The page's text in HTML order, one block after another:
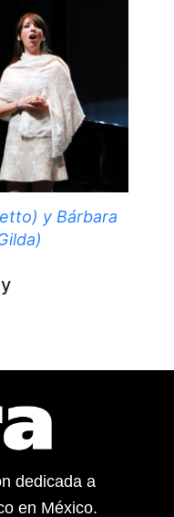
y Bárbara
dedicada a
en México.